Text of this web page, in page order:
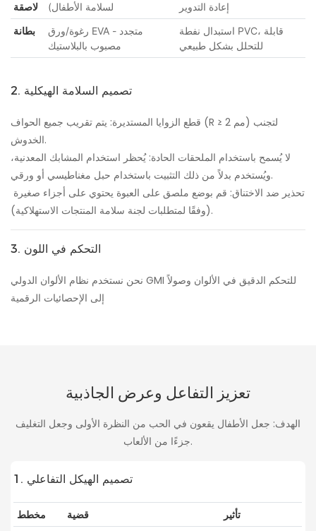
لاصقة
لسلامة الأطفال)
إعادة التدوير
بطانة
رغوة/ورق EVA متجدد -
مصبوب بالبلاستيك
استبدال نفطة PVC، قابلة
للتحلل بشكل طبيعي
2. تصميم السلامة الهيكلية
قطع الزوايا المستديرة: يتم تقريب جميع الحواف (R ≥ 2 مم) لتجنب
الخدوش.
لا يُسمح باستخدام الملحقات الحادة: يُحظر استخدام المشابك المعدنية،
ويُستخدم بدلاً من ذلك التثبيت باستخدام حبل مغناطيسي أو ورقي.
(وفقًا لمتطلبات لجنة سلامة المنتجات الاستهلاكية).
3. التحكم في اللون
نحن نستخدم نظام الألوان الدولي GMI للتحكم الدقيق في الألوان وصولاً
إلى الإحصائيات الرقمية
تعزيز التفاعل وعرض الجاذبية
الهدف: جعل الأطفال يقعون في الحب من النظرة الأولى وجعل التغليف
جزءًا من الألعاب.
1. تصميم الهيكل التفاعلي
مخطط قضية
تأثير